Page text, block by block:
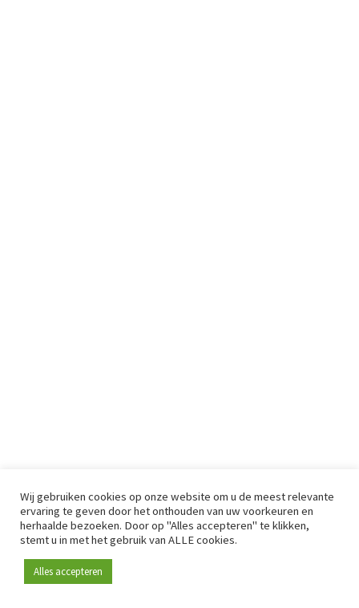
Wij gebruiken cookies op onze website om u de meest relevante
ervaring te geven door het onthouden van uw voorkeuren en
herhaalde bezoeken. Door op "Alles accepteren" te klikken,
stemt u in met het gebruik van ALLE cookies.
Alles accepteren